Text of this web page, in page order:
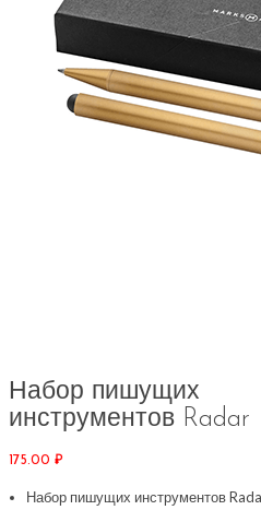
Набор пишущих
инструментов Radar
175.00 ₽
Набор пишущих инструментов